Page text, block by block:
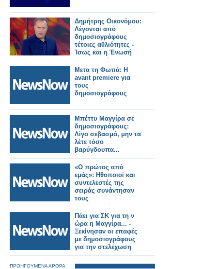
Δημήτρης Οικονόμου:
Λέγονται από
δημοσιογράφους
τέτοιες αθλιότητες -
Ίσως και η Ένωσή
μας θα πρέπει να
βάλει ένα φρένο
Μετα τη Φωτιά: Η
avant premiere για
τους
δημοσιογράφους
Μπέττυ Μαγγίρα σε
δημοσιογράφους:
Λίγο σεβασμό, μην τα
λέτε τόσο
βαρύγδουπα...
«Ο πρώτος από
εμάς»: Ηθοποιοί και
συντελεστές της
σειράς συνάντησαν
τους
δημοσιογράφους...
Πάει για ΣΚ για τη ν
ώρα η Μαγγίρα... -
Ξεκίνησαν οι επαφές
με δημοσιογράφους
για την στελέχωση
ΠΡΟΗΓΟΥΜΕΝΑ ΑΡΘΡΑ